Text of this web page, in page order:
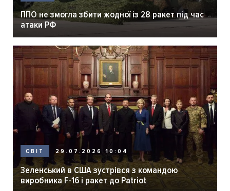
ППО не змогла збити жодної із 28 ракет під час
атаки РФ
СВІТ 29.07.2026 10:04
Зеленський в США зустрівся з командою
виробника F-16 і ракет до Patriot